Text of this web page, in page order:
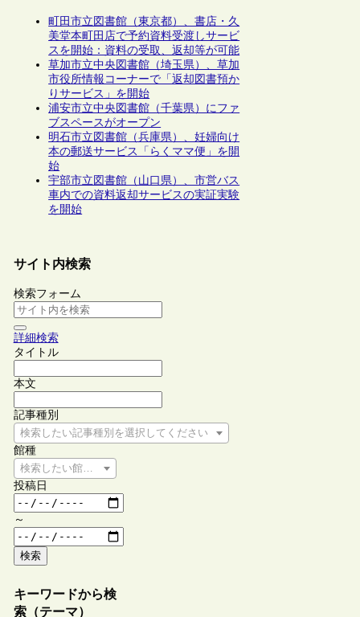
町田市立図書館（東京都）、書店・久
美堂本町田店で予約資料受渡しサービ
スを開始：資料の受取、返却等が可能
草加市立中央図書館（埼玉県）、草加
市役所情報コーナーで「返却図書預か
りサービス」を開始
浦安市立中央図書館（千葉県）にファ
ブスペースがオープン
明石市立図書館（兵庫県）、妊婦向け
本の郵送サービス「らくママ便」を開
始
宇部市立図書館（山口県）、市営バス
車内での資料返却サービスの実証実験
を開始
サイト内検索
検索フォーム
詳細検索
タイトル
本文
記事種別
検索したい記事種別を選択してください
館種
検索したい館種を選択してください
投稿日
～
検索
キーワードから検
索（テーマ）